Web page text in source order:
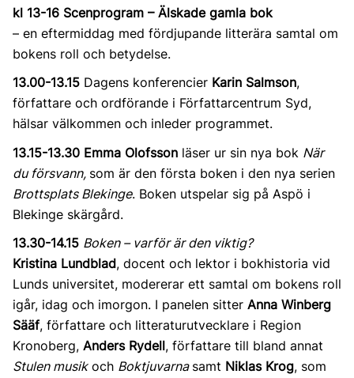
kl 13-16 Scenprogram – Älskade gamla bok
– en eftermiddag med fördjupande litterära samtal om
bokens roll och betydelse.
13.00-13.15 Dagens konferencier Karin Salmson,
författare och ordförande i Författarcentrum Syd,
hälsar välkommen och inleder programmet.
13.15-13.30 Emma Olofsson läser ur sin nya bok När
du försvann, som är den första boken i den nya serien
Brottsplats Blekinge. Boken utspelar sig på Aspö i
Blekinge skärgård.
13.30-14.15 Boken – varför är den viktig?
Kristina Lundblad, docent och lektor i bokhistoria vid
Lunds universitet, modererar ett samtal om bokens roll
igår, idag och imorgon. I panelen sitter Anna Winberg
Sääf, författare och litteraturutvecklare i Region
Kronoberg, Anders Rydell, författare till bland annat
Stulen musikoch Boktjuvarna samt Niklas Krog, som